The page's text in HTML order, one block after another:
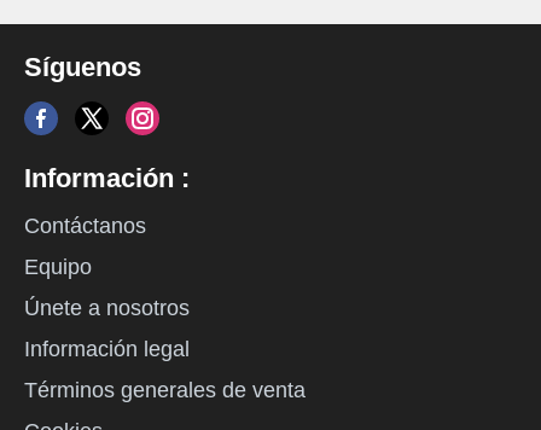
Síguenos
Información :
Contáctanos
Equipo
Únete a nosotros
Información legal
Términos generales de venta